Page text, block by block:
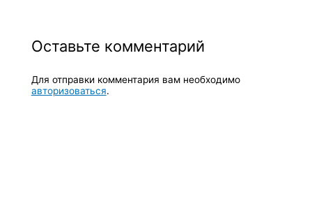
Оставьте комментарий
Для отправки комментария вам необходимо
авторизоваться.